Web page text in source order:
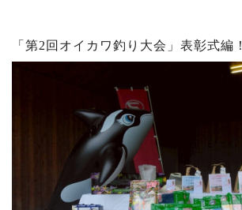
「第2回オイカワ釣り大会」表彰式編